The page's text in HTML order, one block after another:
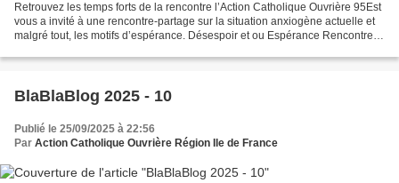
Retrouvez les temps forts de la rencontre l’Action Catholique Ouvrière 95Est
vous a invité à une rencontre-partage sur la situation anxiogène actuelle et
malgré tout, les motifs d’espérance. Désespoir et ou Espérance Rencontre
BlaBlaBlog 2025 - 10
Publié le 25/09/2025 à 22:56
Par Action Catholique Ouvrière Région Ile de France